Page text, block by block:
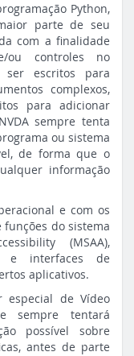
Python,
parte de seu
com a finalidade
ou controles no
ser escritos para
complexos,
para adicionar
sempre tenta
ou sistema
de forma que o
informação
e com os
do sistema
(MSAA),
e interfaces de
aplicativos.
especial de Vídeo
sempre tentará
possível sobre
antes de parte